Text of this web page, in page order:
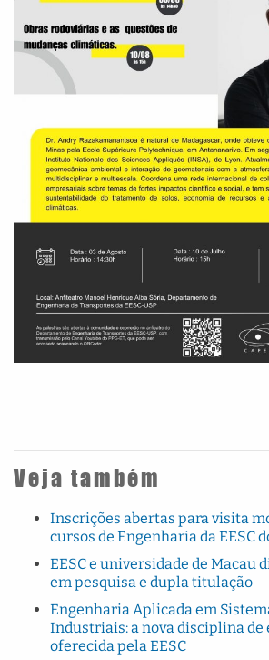
Veja também
Inscrições abertas para visita
cursos de Engenharia da EESC
EESC e universidade de Macau
em pesquisa e dupla titulação
Engenharia Aplicada em
Industriais: a nova disciplina de
oferecida pela EESC